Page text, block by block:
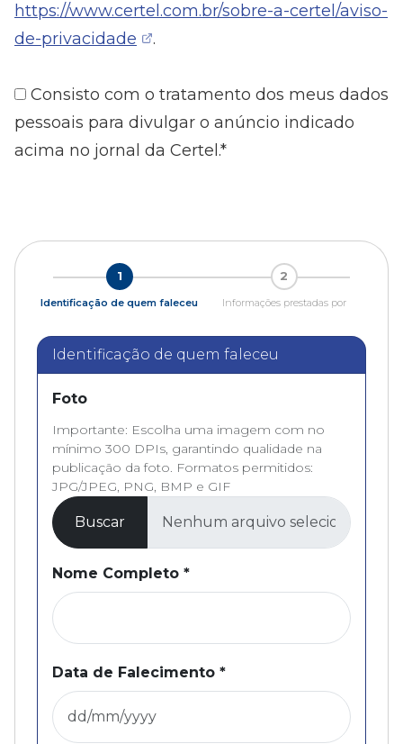
https://www.certel.com.br/sobre-a-certel/aviso-
de-privacidade
.
Consisto com o tratamento dos meus dados
pessoais para divulgar o anúncio indicado
acima no jornal da Certel.*
1
Identificação de quem faleceu
2
Informações prestadas por
Identificação de quem faleceu
Foto
Importante: Escolha uma imagem com no
mínimo 300 DPIs, garantindo qualidade na
publicação da foto. Formatos permitidos:
JPG/JPEG, PNG, BMP e GIF
Buscar
Nome Completo *
Data de Falecimento *